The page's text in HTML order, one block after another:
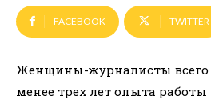
FACEBOOK TWITTER
Женщины-журналисты
менее трех лет опыта